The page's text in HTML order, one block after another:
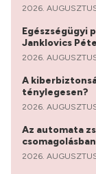
2026.
Egészségügyi
Janklovics
2026.
A
ténylegesen?
2026.
Az automata
csomagolásban
2026.